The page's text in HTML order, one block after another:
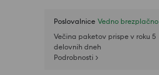
Poslovalnice Vedno brezplačno
Večina paketov prispe v roku 5
delovnih dneh
Podrobnosti >